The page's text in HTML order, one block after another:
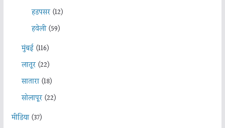
हडपसर(12)
हवेली(59)
मुंबई(116)
लातूर(22)
सातारा(18)
सोलापूर(22)
मीडिया(37)